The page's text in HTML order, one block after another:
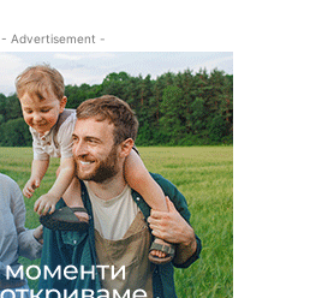
- Advertisement -